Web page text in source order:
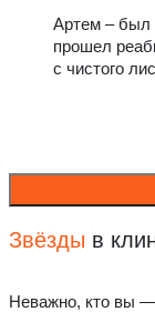
Артем – был
прошел
с чистого
Звёзды в
Неважно, кто вы —